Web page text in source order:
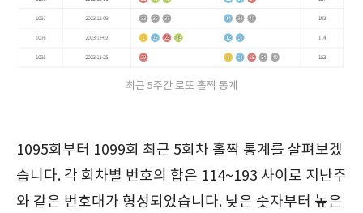
최근 5주간 로또 홀짝 통계
1095회부터 1099회 최근 5회차 홀짝 통계를 살펴보겠
습니다. 각 회차별 번호의 합은 114~193 사이로 지난주
와 같은 번호대가 형성되었습니다. 낮은 숫자부터 높은